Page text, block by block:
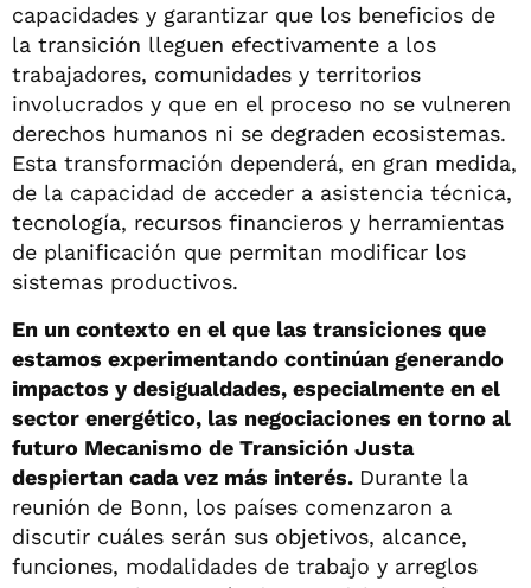
capacidades y garantizar que los beneficios de
la transición lleguen efectivamente a los
trabajadores, comunidades y territorios
involucrados y que en el proceso no se vulneren
derechos humanos ni se degraden ecosistemas.
Esta transformación dependerá, en gran medida,
de la capacidad de acceder a asistencia técnica,
tecnología, recursos financieros y herramientas
de planificación que permitan modificar los
sistemas productivos.
En un contexto en el que las transiciones que
estamos experimentando continúan generando
impactos y desigualdades, especialmente en el
sector energético, las negociaciones en torno al
futuro Mecanismo de Transición Justa
despiertan cada vez más interés. Durante la
reunión de Bonn, los países comenzaron a
discutir cuáles serán sus objetivos, alcance,
funciones, modalidades de trabajo y arreglos